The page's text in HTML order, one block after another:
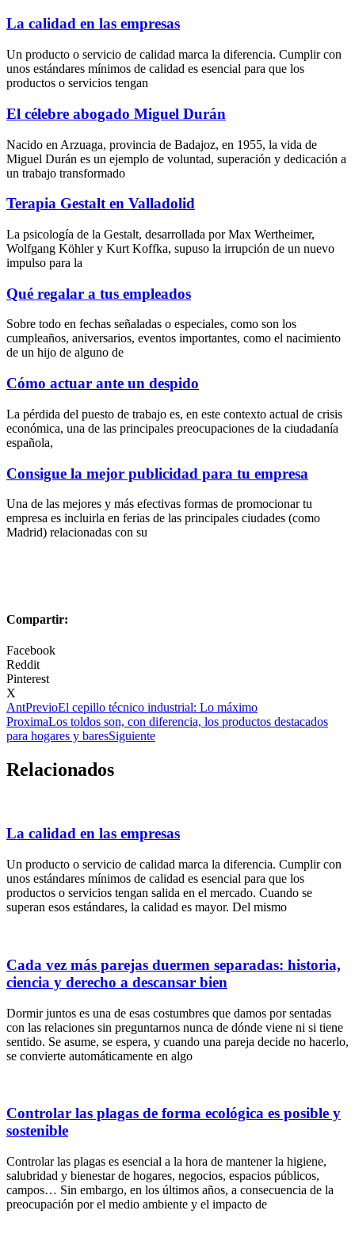
La calidad en las empresas
Un producto o servicio de calidad marca la diferencia. Cumplir con
unos estándares mínimos de calidad es esencial para que los
productos o servicios tengan
El célebre abogado Miguel Durán
Nacido en Arzuaga, provincia de Badajoz, en 1955, la vida de
Miguel Durán es un ejemplo de voluntad, superación y dedicación a
un trabajo transformado
Terapia Gestalt en Valladolid
La psicología de la Gestalt, desarrollada por Max Wertheimer,
Wolfgang Köhler y Kurt Koffka, supuso la irrupción de un nuevo
impulso para la
Qué regalar a tus empleados
Sobre todo en fechas señaladas o especiales, como son los
cumpleaños, aniversarios, eventos importantes, como el nacimiento
de un hijo de alguno de
Cómo actuar ante un despido
La pérdida del puesto de trabajo es, en este contexto actual de crisis
económica, una de las principales preocupaciones de la ciudadanía
española,
Consigue la mejor publicidad para tu empresa
Una de las mejores y más efectivas formas de promocionar tu
empresa es incluirla en ferias de las principales ciudades (como
Madrid) relacionadas con su
Compartir:
Facebook
Reddit
Pinterest
X
AntPrevioEl cepillo técnico industrial: Lo máximo
ProximaLos toldos son, con diferencia, los productos destacados
para hogares y baresSiguiente
Relacionados
La calidad en las empresas
Un producto o servicio de calidad marca la diferencia. Cumplir con
unos estándares mínimos de calidad es esencial para que los
productos o servicios tengan salida en el mercado. Cuando se
superan esos estándares, la calidad es mayor. Del mismo
Cada vez más parejas duermen separadas: historia,
ciencia y derecho a descansar bien
Dormir juntos es una de esas costumbres que damos por sentadas
con las relaciones sin preguntarnos nunca de dónde viene ni si tiene
sentido. Se asume, se espera, y cuando una pareja decide no hacerlo,
se convierte automáticamente en algo
Controlar las plagas de forma ecológica es posible y
sostenible
Controlar las plagas es esencial a la hora de mantener la higiene,
salubridad y bienestar de hogares, negocios, espacios públicos,
campos… Sin embargo, en los últimos años, a consecuencia de la
preocupación por el medio ambiente y el impacto de